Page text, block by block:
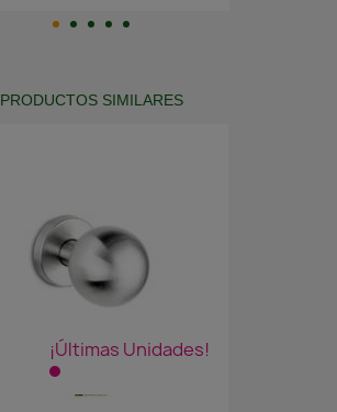
PRODUCTOS SIMILARES
¡Últimas Unidades!